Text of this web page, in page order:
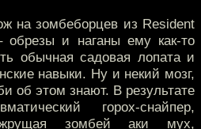
на зомбеборцев из Resident
и наганы ему как-то
обычная садовая лопата и
навыки. Ну и некий мозг,
об этом знают. В результате
горох-снайпер,
жрущая зомбей аки мух,